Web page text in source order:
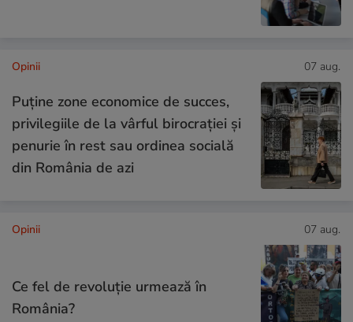
Opinii 07 aug.
Puține zone economice de succes,
privilegiile de la vârful birocrației și
penurie în rest sau ordinea socială
din România de azi
Opinii 07 aug.
Ce fel de revoluție urmează în
România?